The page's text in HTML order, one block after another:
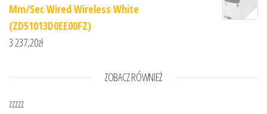
Mm/Sec Wired Wireless White
(ZD51013D0EE00FZ)
3 237,20zł
ZOBACZ RÓWNIEŻ
zzzzz